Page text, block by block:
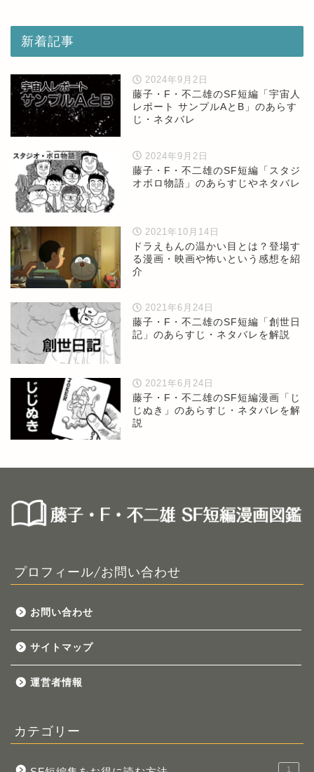
新着記事
2024年9月2日
藤子・F・不二雄のSF短編「宇宙人
レポート サンプルAとB」のあらす
じ・ネタバレ
2024年9月2日
藤子・F・不二雄のSF短編「スタジ
オボロ物語」のあらすじやネタバレ
2021年10月14日
ドラえもんの温かい目とは？登場す
る漫画・映画や怖いという感想を紹
介
2021年6月24日
藤子・F・不二雄のSF短編「創世日
記」のあらすじ・ネタバレを解説
2021年6月24日
藤子・F・不二雄のSF短編漫画「じ
じぬき」のあらすじ・ネタバレを解
説
プロフィール/お問い合わせ
お問い合わせ
サイトマップ
運営者情報
カテゴリー
1